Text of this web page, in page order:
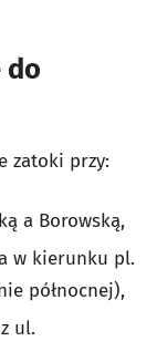
do
zatoki przy:
a Borowską,
w kierunku pl.
północnej),
ul.